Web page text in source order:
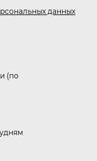
данных
(по